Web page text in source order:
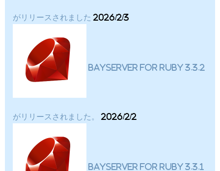
がリリースされました 2026/2/3
BayServer for Ruby 3.3.2
がリリースされました。 2026/2/2
BayServer for Ruby 3.3.1